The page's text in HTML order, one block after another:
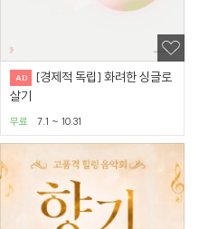
[경제적 독립] 화려한 싱글로
살기
7.1 ~ 10.31
무료